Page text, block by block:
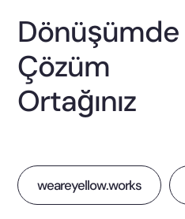
Dönüşümde
Çözüm
Ortağınız
weareyellow.works